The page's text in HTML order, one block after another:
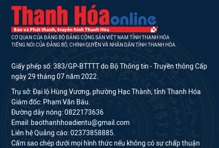
CƠ QUAN CỦA ĐẢNG BỘ ĐẢNG CỘNG SẢN VIỆT NAM TỈNH THANH HÓA
TIẾNG NÓI CỦA ĐẢNG BỘ, CHÍNH QUYỀN VÀ NHÂN DÂN TỈNH THANH HÓA
Giấy phép số: 383/GP-BTTTT do Bộ Thông tin - Truyền thông Cấp
ngày 29 tháng 07 năm 2022.
Trụ sở: Đại lộ Hùng Vương, phường Hạc Thành, tỉnh Thanh Hóa
Giám đốc: Phạm Văn Báu.
Đường dây nóng: 0822173636
Email: baothanhhoadientu@gmail.com
Liên hệ Quảng cáo: 02373858885.
Cấm sao chép dưới mọi hình thức nếu không có sự chấp thuận